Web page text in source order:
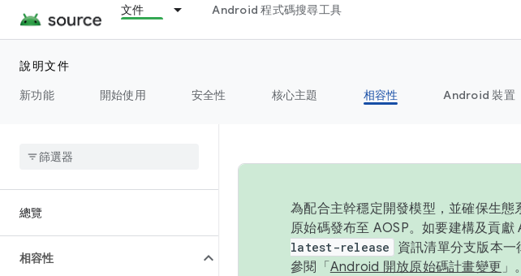
文件 Android 程式碼搜尋工具
說明文件
新功能
開始使用 安全性 核心主題 相容性 Android 裝置
總覽
相容性
為配合主幹穩定開發模型，並確保生
原始碼發布至 AOSP。如要建構及貢獻
latest-release
資訊清單分支版本
參閱「 Android 開放原始碼計畫變更 」。